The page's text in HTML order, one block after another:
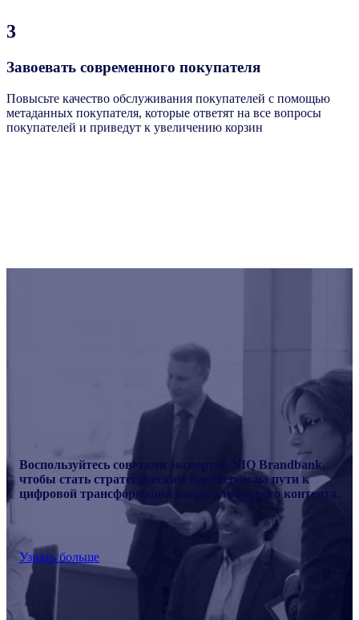
3
Завоевать современного покупателя
Повысьте качество обслуживания покупателей с помощью
метаданных покупателя, которые ответят на все вопросы
покупателей и приведут к увеличению корзин
Воспользуйтесь советами экспертов NIQ Brandbank,
чтобы стать стратегическим партнером на пути к
цифровой трансформации вашего товарного контента.
Узнать больше